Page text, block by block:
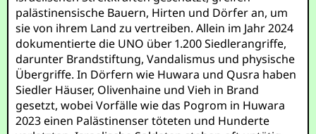
palästinensische Bauern, Hirten und Dörfer an, um
sie von ihrem Land zu vertreiben. Allein im Jahr 2024
dokumentierte die UNO über 1.200 Siedlerangriffe,
darunter Brandstiftung, Vandalismus und physische
Übergriffe. In Dörfern wie Huwara und Qusra haben
Siedler Häuser, Olivenhaine und Vieh in Brand
gesetzt, wobei Vorfälle wie das Pogrom in Huwara
2023 einen Palästinenser töteten und Hunderte